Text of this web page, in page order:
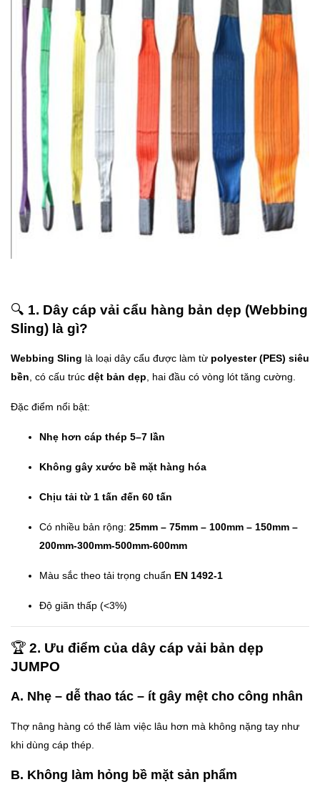
🔍 1. Dây cáp vải cẩu hàng bản dẹp (Webbing
Sling) là gì?
Webbing Sling là loại dây cẩu được làm từ polyester (PES) siêu
bền, có cấu trúc dệt bản dẹp, hai đầu có vòng lót tăng cường.
Đặc điểm nổi bật:
Nhẹ hơn cáp thép 5–7 lần
Không gây xước bề mặt hàng hóa
Chịu tải từ 1 tấn đến 60 tấn
Có nhiều bản rộng: 25mm – 75mm – 100mm – 150mm –
200mm-300mm-500mm-600mm
Màu sắc theo tải trọng chuẩn EN 1492-1
Độ giãn thấp (<3%)
🏆 2. Ưu điểm của dây cáp vải bản dẹp
JUMPO
A. Nhẹ – dễ thao tác – ít gây mệt cho công nhân
Thợ nâng hàng có thể làm việc lâu hơn mà không nặng tay như
khi dùng cáp thép.
B. Không làm hỏng bề mặt sản phẩm